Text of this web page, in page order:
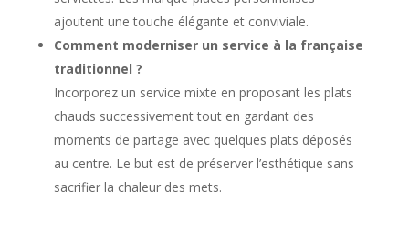
ajoutent une touche élégante et conviviale.
Comment moderniser un service à la française
traditionnel ?
Incorporez un service mixte en proposant les plats
chauds successivement tout en gardant des
moments de partage avec quelques plats déposés
au centre. Le but est de préserver l’esthétique sans
sacrifier la chaleur des mets.